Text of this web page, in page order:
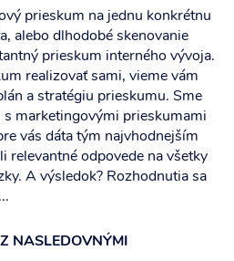
prieskum na jednu konkrétnu
alebo dlhodobé skenovanie
prieskum interného vývoja.
realizovať sami, vieme vám
a stratégiu prieskumu. Sme
marketingovými prieskumami
vás dáta tým najvhodnejším
relevantné odpovede na všetky
A výsledok? Rozhodnutia sa
NASLEDOVNÝMI